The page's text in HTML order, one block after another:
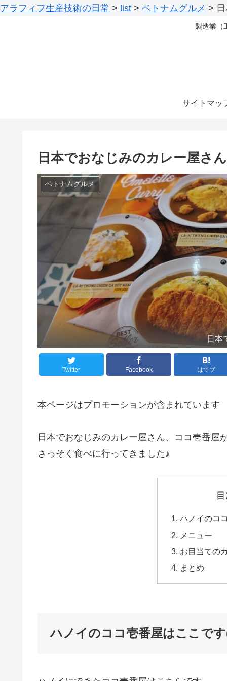
アラフィフ生産技術の日常 > list > ベトナムグルメ >
製造業（
サイトマッ
日本でおなじみのカレー屋さ
ベトナムグルメ
日本
Twitter Facebook はてブ
本ページはプロモーションが含まれています
日本でおなじみのカレー屋さん、ココ壱番屋
さっそく食べに行ってきました♪
ハノイのコ
メニュー
お目当ての
まとめ
ハノイのココ壱番屋はここで